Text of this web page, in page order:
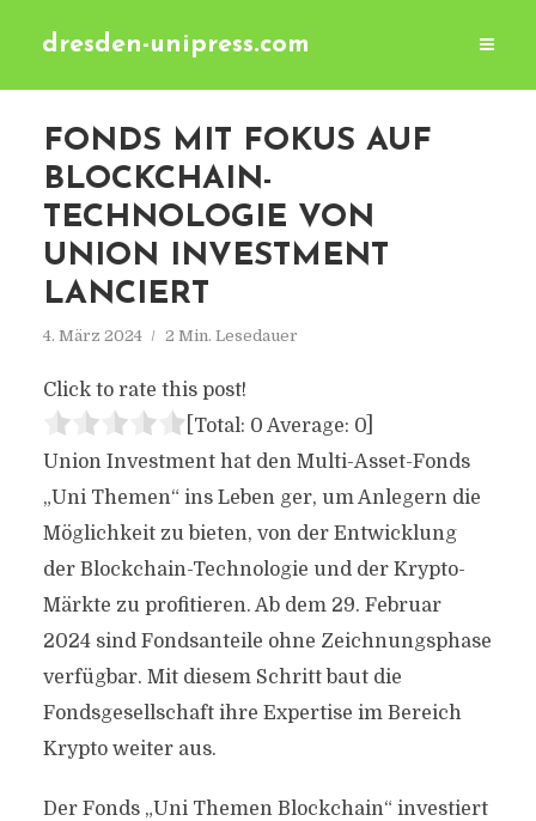
dresden-unipress.com
FONDS MIT FOKUS AUF
BLOCKCHAIN-
TECHNOLOGIE VON
UNION INVESTMENT
LANCIERT
4. März 2024 2 Min. Lesedauer
Click to rate this post!
[Total: 0 Average: 0]
Union Investment hat den Multi-Asset-Fonds
„Uni Themen“ ins Leben ger, um Anlegern die
Möglichkeit zu bieten, von der Entwicklung
der Blockchain-Technologie und der Krypto-
Märkte zu profitieren. Ab dem 29. Februar
2024 sind Fondsanteile ohne Zeichnungsphase
verfügbar. Mit diesem Schritt baut die
Fondsgesellschaft ihre Expertise im Bereich
Krypto weiter aus.
Der Fonds „Uni Themen Blockchain“ investiert